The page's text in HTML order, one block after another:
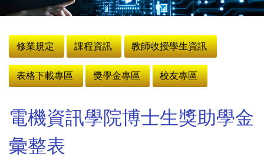
修業規定
課程資訊 教師收授學生資訊
表格下載專區 獎學金專區 校友專區
電機資訊學院博士生獎助學金
彙整表